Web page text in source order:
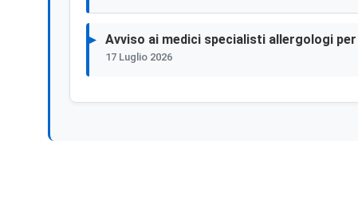
Avviso ai medici specialisti allergologi
17 Luglio 2026